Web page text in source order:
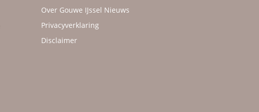
Over Gouwe IJssel Nieuws
Privacyverklaring
Disclaimer